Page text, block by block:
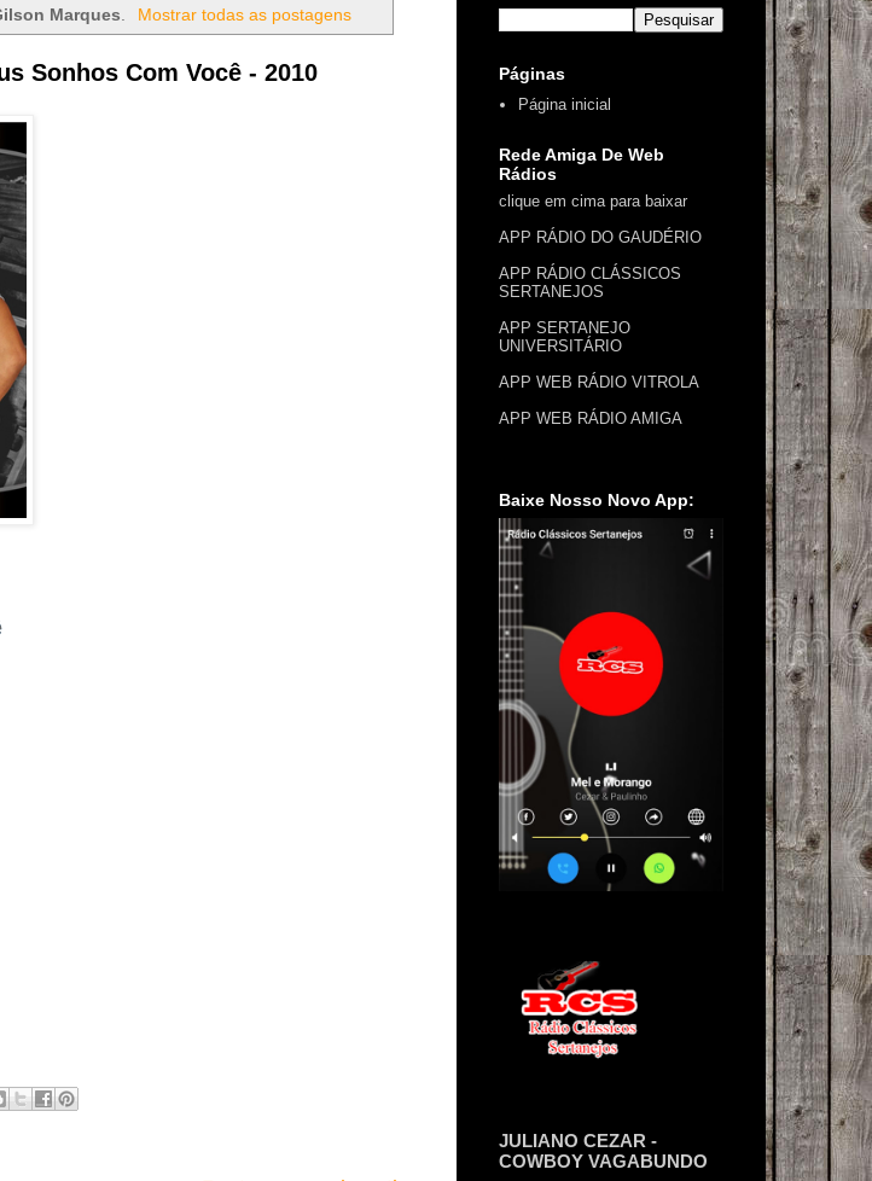
Marques. Mostrar todas as postagens
Sonhos Com Você - 2010 Páginas
Página inicial
Rede Amiga De Web
Rádios
clique em cima para baixar
APP RÁDIO DO GAUDÉRIO
APP RÁDIO CLÁSSICOS
SERTANEJOS
APP SERTANEJO
UNIVERSITÁRIO
APP WEB RÁDIO VITROLA
APP WEB RÁDIO AMIGA
Baixe Nosso Novo App:
JULIANO CEZAR -
COWBOY VAGABUNDO